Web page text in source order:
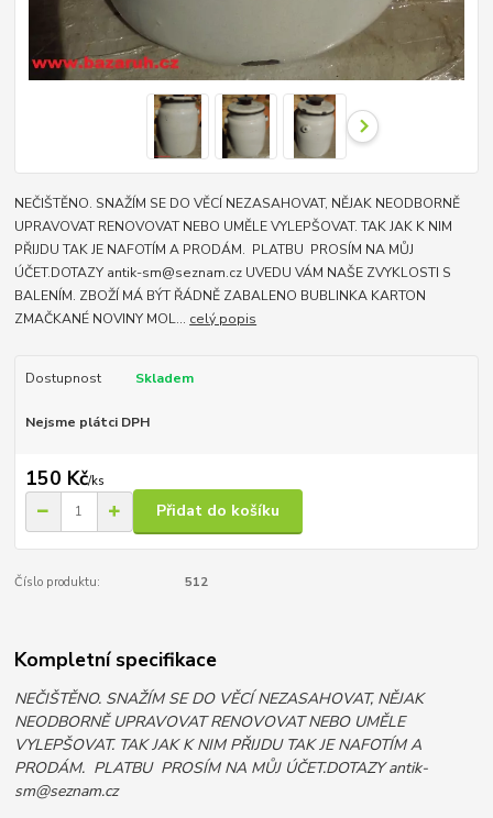
NEČIŠTĚNO. SNAŽÍM SE DO VĚCÍ NEZASAHOVAT, NĚJAK NEODBORNĚ
UPRAVOVAT RENOVOVAT NEBO UMĚLE VYLEPŠOVAT. TAK JAK K NIM
PŘIJDU TAK JE NAFOTÍM A PRODÁM. PLATBU PROSÍM NA MŮJ
ÚČET.DOTAZY antik-sm@seznam.cz UVEDU VÁM NAŠE ZVYKLOSTI S
BALENÍM. ZBOŽÍ MÁ BÝT ŘÁDNĚ ZABALENO BUBLINKA KARTON
ZMAČKANÉ NOVINY MOL... celý popis
Dostupnost Skladem
Nejsme plátci DPH
150 Kč/ks
Přidat do košíku
Číslo produktu: 512
Kompletní specifikace
NEČIŠTĚNO. SNAŽÍM SE DO VĚCÍ NEZASAHOVAT, NĚJAK
NEODBORNĚ UPRAVOVAT RENOVOVAT NEBO UMĚLE
VYLEPŠOVAT. TAK JAK K NIM PŘIJDU TAK JE NAFOTÍM A
PRODÁM. PLATBU PROSÍM NA MŮJ ÚČET.DOTAZY antik-
sm@seznam.cz